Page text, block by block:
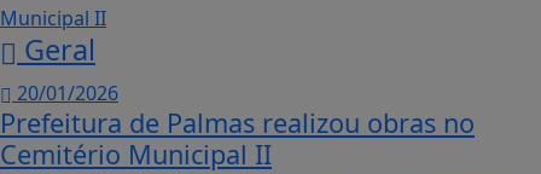
Geral
20/01/2026
Prefeitura de Palmas realizou obras no
Cemitério Municipal II